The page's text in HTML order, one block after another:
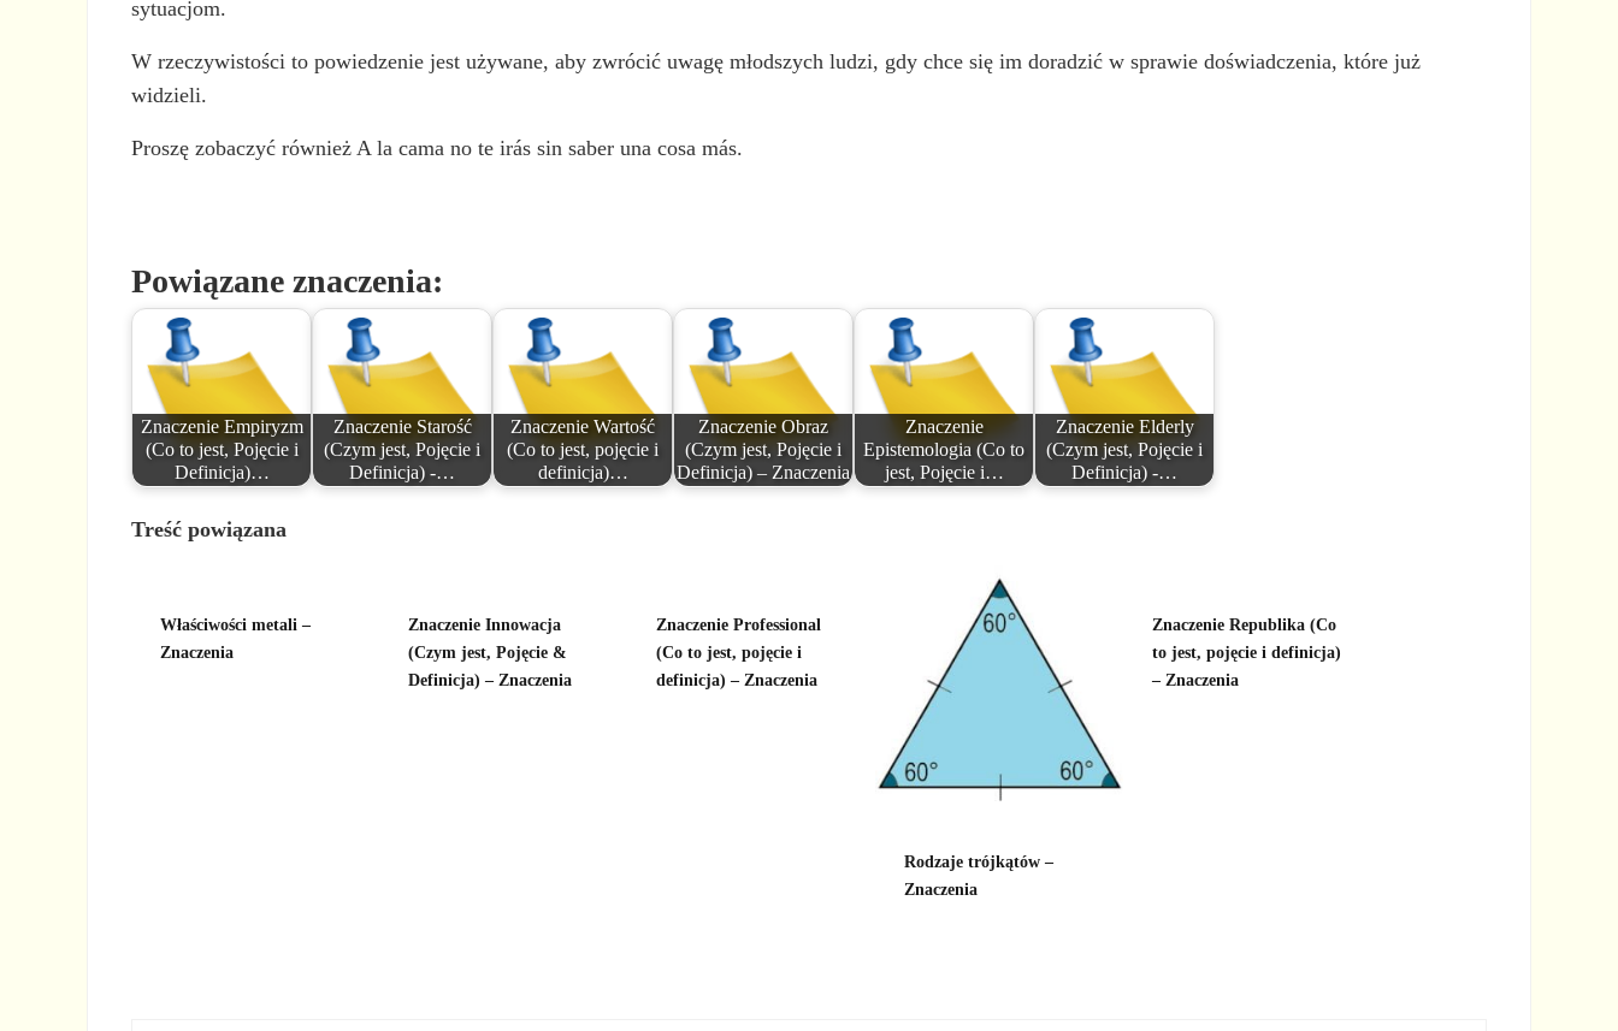
sytuacjom.
W rzeczywistości to powiedzenie jest używane, aby zwrócić uwagę młodszych ludzi, gdy chce się im doradzić w sprawie doświadczenia, które już
widzieli.
Proszę zobaczyć również A la cama no te irás sin saber una cosa más.
Powiązane znaczenia:
Znaczenie Empiryzm
(Co to jest, Pojęcie i
Definicja)…
Znaczenie Starość
(Czym jest, Pojęcie i
Definicja) -…
Znaczenie Wartość
(Co to jest, pojęcie i
definicja)…
Znaczenie Obraz
(Czym jest, Pojęcie i
Definicja) – Znaczenia
Znaczenie
Epistemologia (Co to
jest, Pojęcie i…
Znaczenie Elderly
(Czym jest, Pojęcie i
Definicja) -…
Treść powiązana
Właściwości metali –
Znaczenia
Znaczenie Innowacja
(Czym jest, Pojęcie &
Definicja) – Znaczenia
Znaczenie Professional
(Co to jest, pojęcie i
definicja) – Znaczenia
Rodzaje trójkątów –
Znaczenia
Znaczenie Republika (Co
to jest, pojęcie i definicja)
– Znaczenia